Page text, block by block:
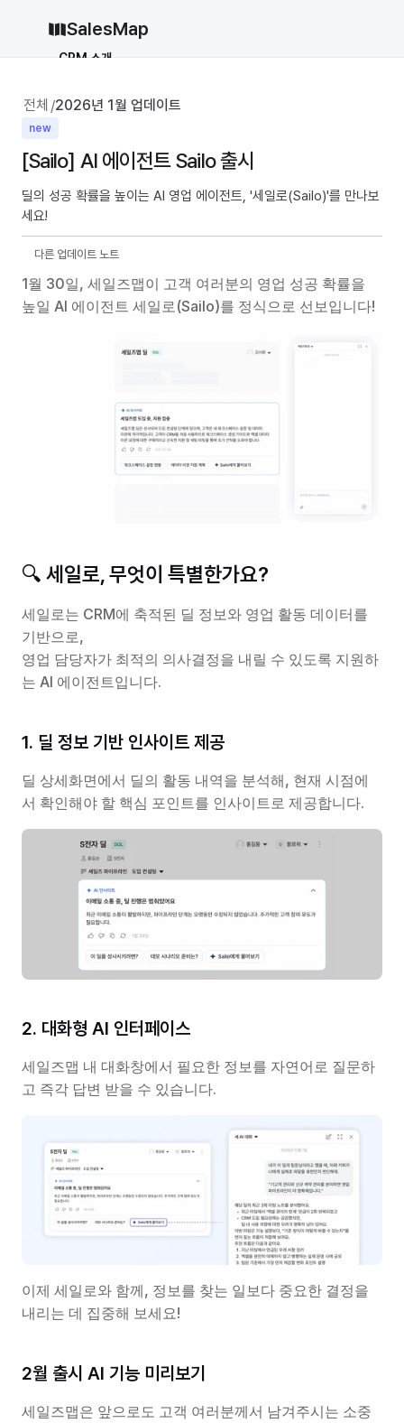
SalesMap
로그인 무료로 시작하기
vs 파이프드라이브 vs 먼데이닷컴
CRM 소개
솔루션
블로그
가격
why CRM
전체 /2026년 1월 업데이트
다른 업데이트 노트
new
[Sailo] AI 에이전트 Sailo 출시
딜의 성공 확률을 높이는 AI 영업 에이전트, '세일로(Sailo)'를 만나보
세요!
1월 30일, 세일즈맵이 고객 여러분의 영업 성공 확률을
높일 AI 에이전트 세일로(Sailo)를 정식으로 선보입니다!
🔍 세일로, 무엇이 특별한가요?
세일로는 CRM에 축적된 딜 정보와 영업 활동 데이터를
기반으로,
영업 담당자가 최적의 의사결정을 내릴 수 있도록 지원하
는 AI 에이전트입니다.
1. 딜 정보 기반 인사이트 제공
딜 상세화면에서 딜의 활동 내역을 분석해, 현재 시점에
서 확인해야 할 핵심 포인트를 인사이트로 제공합니다.
2. 대화형 AI 인터페이스
세일즈맵 내 대화창에서 필요한 정보를 자연어로 질문하
고 즉각 답변 받을 수 있습니다.
이제 세일로와 함께, 정보를 찾는 일보다 중요한 결정을
내리는 데 집중해 보세요!
2월 출시 AI 기능 미리보기
세일즈맵은 앞으로도 고객 여러분께서 남겨주시는 소중